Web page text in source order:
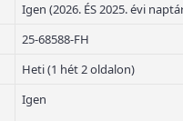
Igen (2026. ÉS 2025. évi
25-68588-FH
Heti (1 hét 2 oldalon)
Igen